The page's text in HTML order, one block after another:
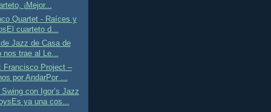
¡Mejor...
Quartet - Raíces y
cuarteto d...
Jazz de Casa de
nos trae al Le...
Francisco Project –
por AndarPor ...
con Igor’s Jazz
ya una cos...